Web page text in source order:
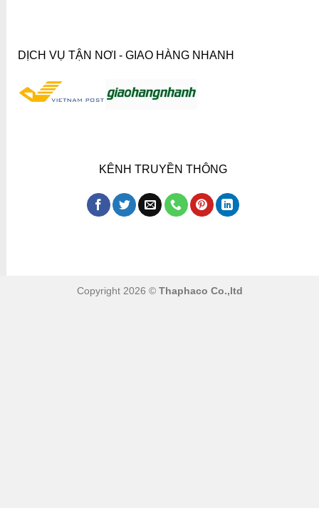
DỊCH VỤ TẬN NƠI - GIAO HÀNG NHANH
KÊNH TRUYỀN THÔNG
Copyright 2026 © Thaphaco Co.,ltd